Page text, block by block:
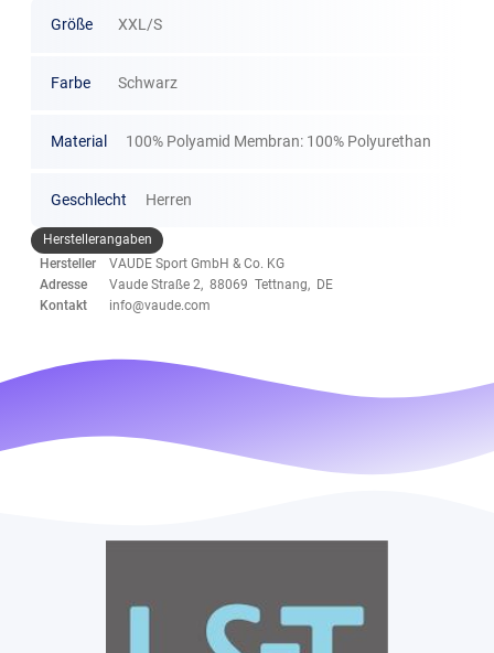
Größe XXL/S
Farbe Schwarz
Material 100% Polyamid Membran: 100% Polyurethan
Geschlecht Herren
Herstellerangaben
Hersteller
VAUDE Sport GmbH & Co. KG
Adresse
Vaude Straße 2, 88069 Tettnang, DE
Kontakt
info@vaude.com